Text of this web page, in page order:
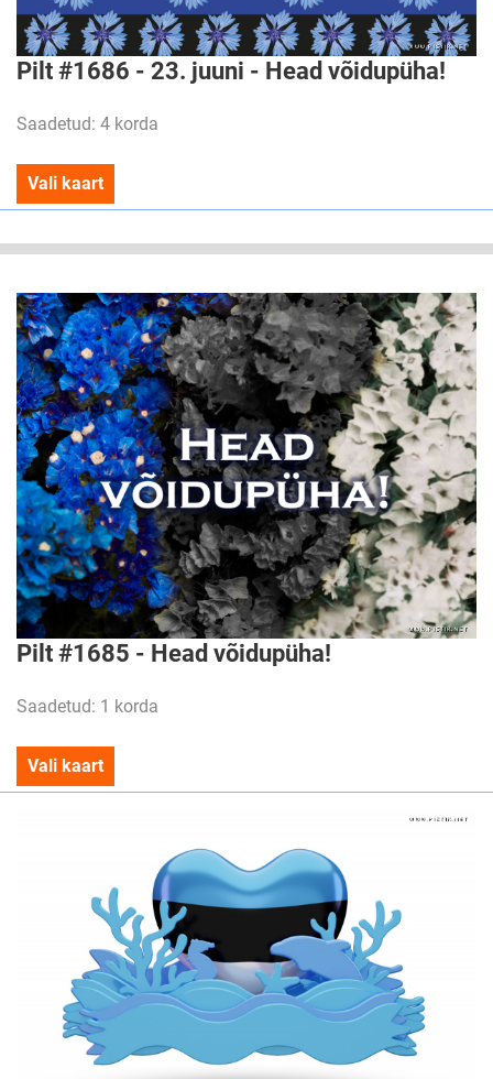
Pilt #1686 - 23. juuni - Head võidupüha!
Saadetud: 4 korda
Vali kaart
Pilt #1685 - Head võidupüha!
Saadetud: 1 korda
Vali kaart